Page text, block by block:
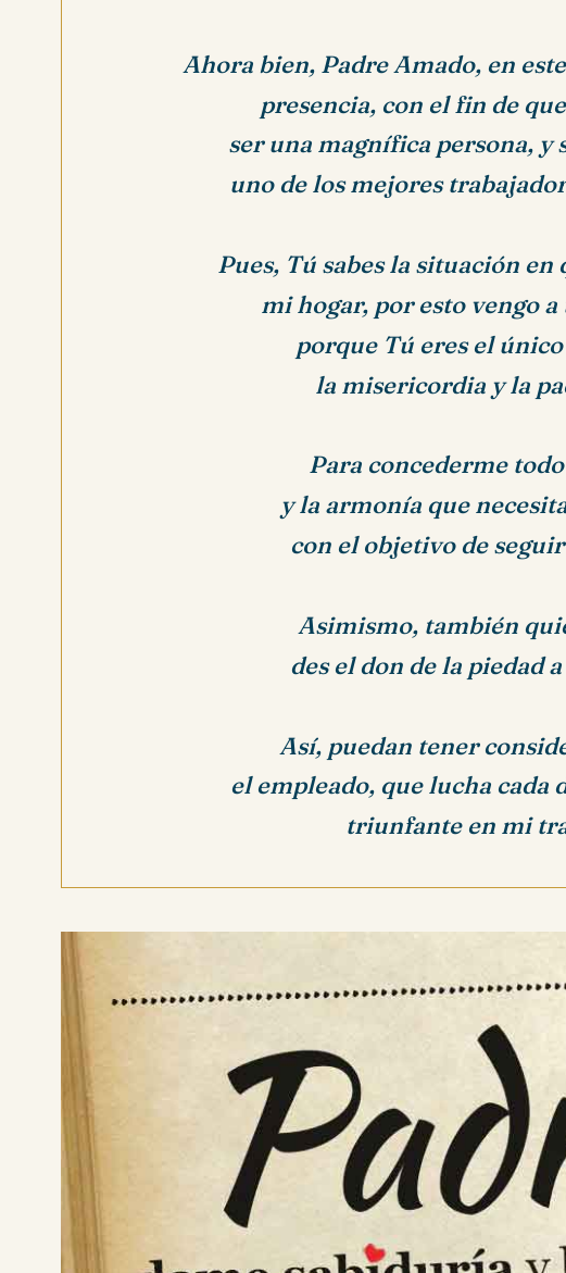
Ahora bien, Padre Amado, en
presencia, con el fin de
ser una magnífica persona, y
uno de los mejores
Pues, Tú sabes la situación en
mi hogar, por esto vengo
porque Tú eres el
la misericordia y la
Para concederme
y la armonía que
con el objetivo de
Asimismo, también
des el don de la piedad
Así, puedan tener
el empleado, que lucha cada
triunfante en mi